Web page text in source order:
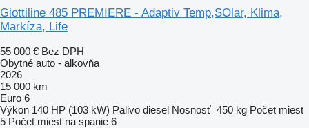
Giottiline 485 PREMIERE - Adaptiv Temp,SOlar, Klima,
Markíza, Life
55 000 € Bez DPH
Obytné auto - alkovňa
2026
15 000 km
Euro 6
Výkon 140 HP (103 kW) Palivo diesel Nosnosť 450 kg Počet miest
5 Počet miest na spanie 6